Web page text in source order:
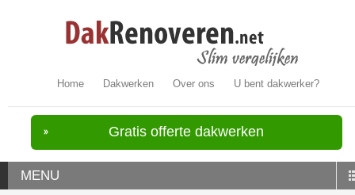
Home Dakwerken Over ons U bent dakwerker?
Gratis offerte dakwerken
MENU